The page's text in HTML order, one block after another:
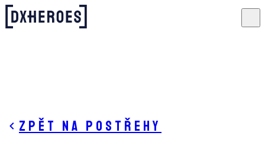
Zpět na postřehy